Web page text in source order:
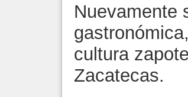
Nuevamente
cultura
Zacatecas.